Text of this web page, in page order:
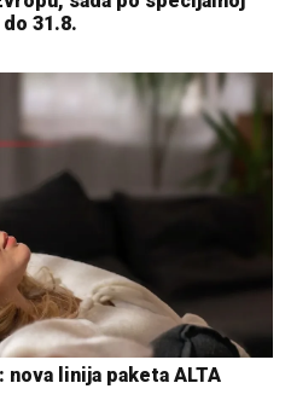
linija paketa ALTA